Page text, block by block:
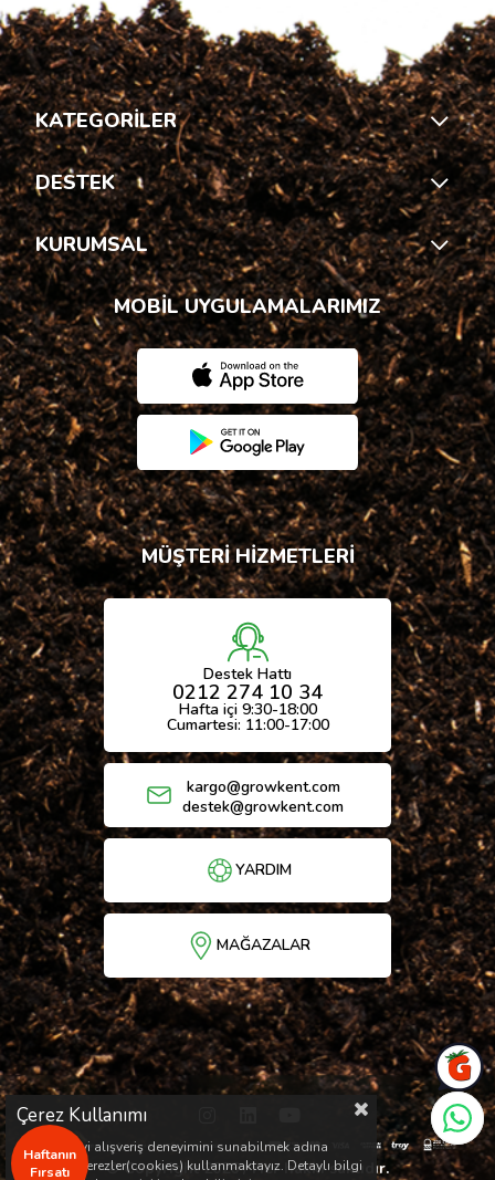
KATEGORİLER
DESTEK
KURUMSAL
MOBİL UYGULAMALARIMIZ
MÜŞTERİ HİZMETLERİ
Destek Hattı
0212 274 10 34
Hafta içi 9:30-18:00
Cumartesi: 11:00-17:00
kargo@growkent.com
destek@growkent.com
YARDIM
MAĞAZALAR
Haftanın
Fırsatı
© Copyright 2026 / Her hakkı saklıdır.
Çerez Kullanımı
Sizlere en iyi alışveriş deneyimini sunabilmek adına
sitemizde çerezler(cookies) kullanmaktayız. Detaylı bilgi